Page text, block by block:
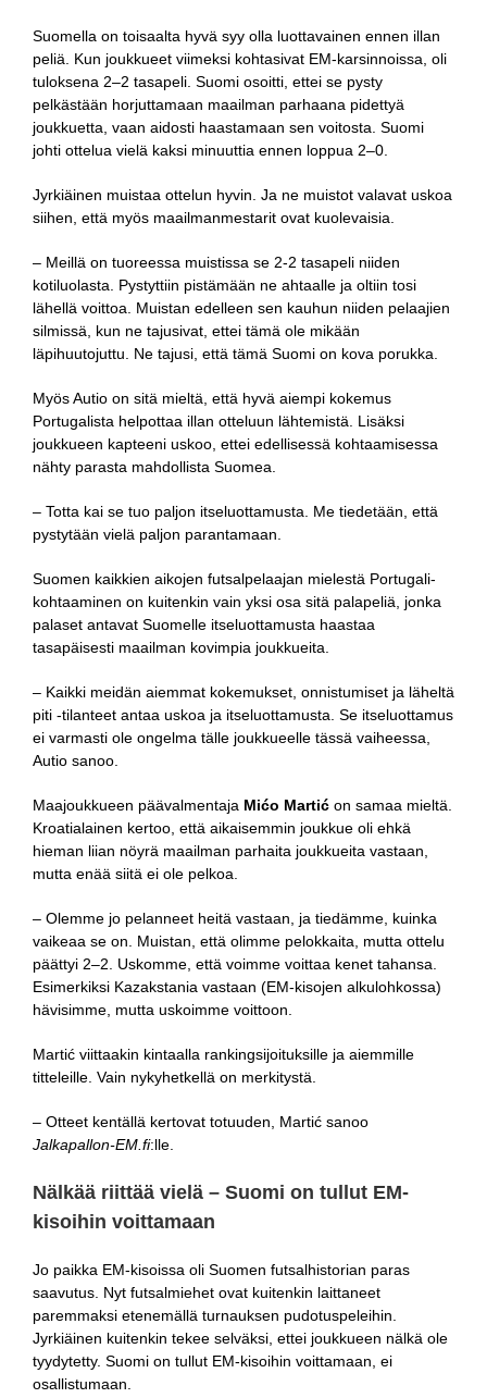
Suomella on toisaalta hyvä syy olla luottavainen ennen illan
peliä. Kun joukkueet viimeksi kohtasivat EM-karsinnoissa, oli
tuloksena 2–2 tasapeli. Suomi osoitti, ettei se pysty
pelkästään horjuttamaan maailman parhaana pidettyä
joukkuetta, vaan aidosti haastamaan sen voitosta. Suomi
johti ottelua vielä kaksi minuuttia ennen loppua 2–0.
Jyrkiäinen muistaa ottelun hyvin. Ja ne muistot valavat uskoa
siihen, että myös maailmanmestarit ovat kuolevaisia.
– Meillä on tuoreessa muistissa se 2-2 tasapeli niiden
kotiluolasta. Pystyttiin pistämään ne ahtaalle ja oltiin tosi
lähellä voittoa. Muistan edelleen sen kauhun niiden pelaajien
silmissä, kun ne tajusivat, ettei tämä ole mikään
läpihuutojuttu. Ne tajusi, että tämä Suomi on kova porukka.
Myös Autio on sitä mieltä, että hyvä aiempi kokemus
Portugalista helpottaa illan otteluun lähtemistä. Lisäksi
joukkueen kapteeni uskoo, ettei edellisessä kohtaamisessa
nähty parasta mahdollista Suomea.
– Totta kai se tuo paljon itseluottamusta. Me tiedetään, että
pystytään vielä paljon parantamaan.
Suomen kaikkien aikojen futsalpelaajan mielestä Portugali-
kohtaaminen on kuitenkin vain yksi osa sitä palapeliä, jonka
palaset antavat Suomelle itseluottamusta haastaa
tasapäisesti maailman kovimpia joukkueita.
– Kaikki meidän aiemmat kokemukset, onnistumiset ja läheltä
piti -tilanteet antaa uskoa ja itseluottamusta. Se itseluottamus
ei varmasti ole ongelma tälle joukkueelle tässä vaiheessa,
Autio sanoo.
Maajoukkueen päävalmentaja Mićo Martić on samaa mieltä.
Kroatialainen kertoo, että aikaisemmin joukkue oli ehkä
hieman liian nöyrä maailman parhaita joukkueita vastaan,
mutta enää siitä ei ole pelkoa.
– Olemme jo pelanneet heitä vastaan, ja tiedämme, kuinka
vaikeaa se on. Muistan, että olimme pelokkaita, mutta ottelu
päättyi 2–2. Uskomme, että voimme voittaa kenet tahansa.
Esimerkiksi Kazakstania vastaan (EM-kisojen alkulohkossa)
hävisimme, mutta uskoimme voittoon.
Martić viittaakin kintaalla rankingsijoituksille ja aiemmille
titteleille. Vain nykyhetkellä on merkitystä.
– Otteet kentällä kertovat totuuden, Martić sanoo
Jalkapallon-EM.fi:lle.
Nälkää riittää vielä – Suomi on tullut EM-
kisoihin voittamaan
Jo paikka EM-kisoissa oli Suomen futsalhistorian paras
saavutus. Nyt futsalmiehet ovat kuitenkin laittaneet
paremmaksi etenemällä turnauksen pudotuspeleihin.
Jyrkiäinen kuitenkin tekee selväksi, ettei joukkueen nälkä ole
tyydytetty. Suomi on tullut EM-kisoihin voittamaan, ei
osallistumaan.